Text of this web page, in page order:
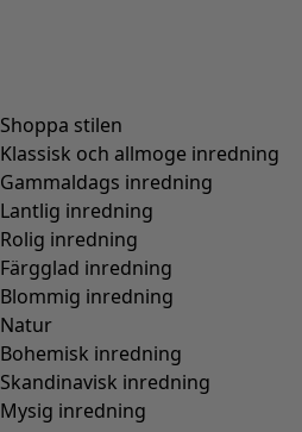
Shoppa stilen
Klassisk och allmoge inredning
Gammaldags inredning
Lantlig inredning
Rolig inredning
Färgglad inredning
Blommig inredning
Natur
Bohemisk inredning
Skandinavisk inredning
Mysig inredning